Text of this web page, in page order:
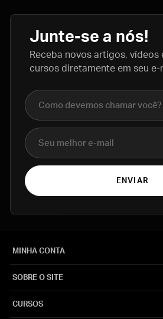
Junte-se a nós!
Receba novos artigos, vídeos
cursos diretamente em seu e-
Nome completo
E-mail
ENVIAR
MINHA CONTA
SOBRE O SITE
CURSOS